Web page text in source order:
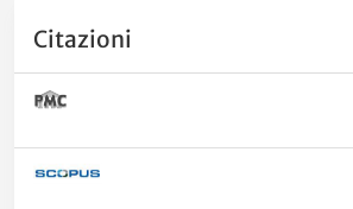
Citazioni